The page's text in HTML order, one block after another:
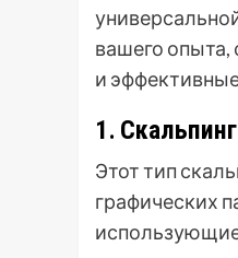
вашего
и эффективные
1․
Этот тип
графических